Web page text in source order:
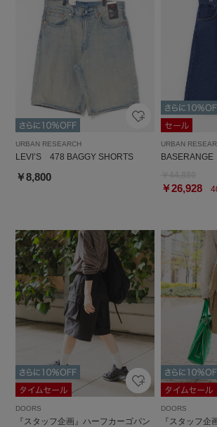
URBAN RESEARCH
LEVI’S 478 BAGGY SHORTS
￥8,800
URBAN
￥26,928
DOORS
『スタッフ企画』ハーフカーゴパン
DOORS
『スタッフ企